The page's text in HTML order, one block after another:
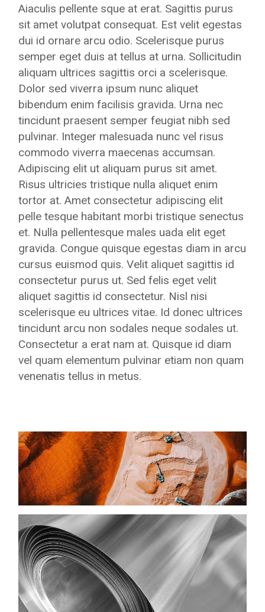
Aiaculis pellente sque at erat. Sagittis purus
sit amet volutpat consequat. Est velit egestas
dui id ornare arcu odio. Scelerisque purus
semper eget duis at tellus at urna. Sollicitudin
aliquam ultrices sagittis orci a scelerisque.
Dolor sed viverra ipsum nunc aliquet
bibendum enim facilisis gravida. Urna nec
tincidunt praesent semper feugiat nibh sed
pulvinar. Integer malesuada nunc vel risus
commodo viverra maecenas accumsan.
Adipiscing elit ut aliquam purus sit amet.
Risus ultricies tristique nulla aliquet enim
tortor at. Amet consectetur adipiscing elit
pelle tesque habitant morbi tristique senectus
et. Nulla pellentesque males uada elit eget
gravida. Congue quisque egestas diam in arcu
cursus euismod quis. Velit aliquet sagittis id
consectetur purus ut. Sed felis eget velit
aliquet sagittis id consectetur. Nisl nisi
scelerisque eu ultrices vitae. Id donec ultrices
tincidunt arcu non sodales neque sodales ut.
Consectetur a erat nam at. Quisque id diam
vel quam elementum pulvinar etiam non quam
venenatis tellus in metus.